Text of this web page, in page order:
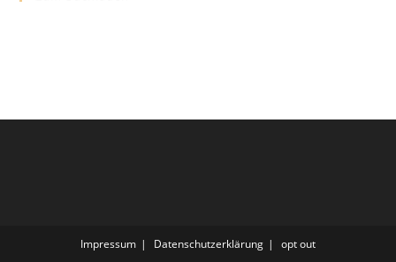
Impressum Datenschutzerklärung opt out